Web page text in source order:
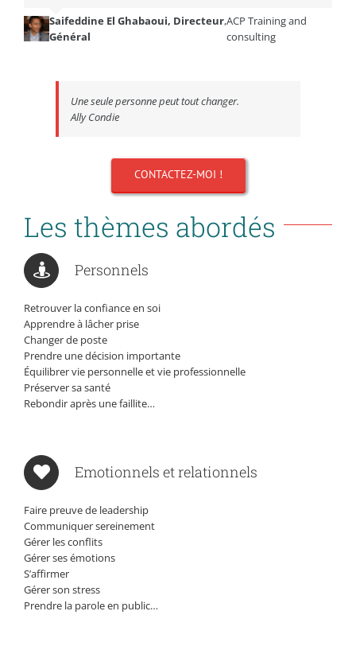
Saifeddine El Ghabaoui, Directeur
Général
,ACP Training and
consulting
Une seule personne peut tout changer.
Ally Condie
CONTACTEZ-MOI !
Les thèmes abordés
Personnels
Retrouver la confiance en soi
Apprendre à lâcher prise
Changer de poste
Prendre une décision importante
Équilibrer vie personnelle et vie professionnelle
Préserver sa santé
Rebondir après une faillite…
Emotionnels et relationnels
Faire preuve de leadership
Communiquer sereinement
Gérer les conflits
Gérer ses émotions
S’affirmer
Gérer son stress
Prendre la parole en public…